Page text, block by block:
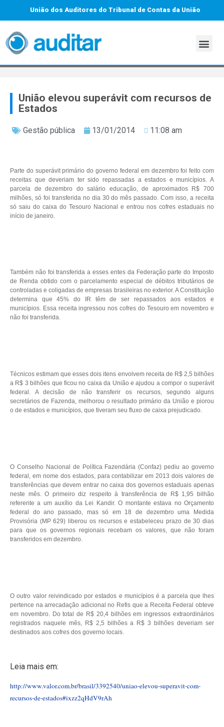
União dos Auditores do Tribunal de Contas da União
União elevou superávit com recursos de
Estados
Gestão pública 13/01/2014 11:08 am
Parte do superávit primário do governo federal em dezembro foi feito com
receitas que deveriam ter sido repassadas a estados e municípios. A
parcela de dezembro do salário educação, de aproximados R$ 700
milhões, só foi transferida no dia 30 do mês passado. Com isso, a receita
só saiu do caixa do Tesouro Nacional e entrou nos cofres estaduais no
início de janeiro.
Também não foi transferida a esses entes da Federação parte do Imposto
de Renda obtido com o parcelamento especial de débitos tributários de
controladas e coligadas de empresas brasileiras no exterior. A Constituição
determina que 45% do IR têm de ser repassados aos estados e
municípios. Essa receita ingressou nos cofres do Tesouro em novembro e
não foi transferida.
Técnicos estimam que esses dois itens envolvem receita de R$ 2,5 bilhões
a R$ 3 bilhões que ficou no caixa da União e ajudou a compor o superávit
federal. A decisão de não transferir os recursos, segundo alguns
secretários de Fazenda, melhorou o resultado primário da União e piorou
o de estados e municípios, que tiveram seu fluxo de caixa prejudicado.
O Conselho Nacional de Política Fazendária (Confaz) pediu ao governo
federal, em nome dos estados, para contabilizar em 2013 dois valores de
transferências que devem entrar no caixa dos governos estaduais apenas
neste mês. O primeiro diz respeito à transferência de R$ 1,95 bilhão
referente a um auxílio da Lei Kandir. O montante estava no Orçamento
federal do ano passado, mas só em 18 de dezembro uma Medida
Provisória (MP 629) liberou os recursos e estabeleceu prazo de 30 dias
para que os governos regionais recebam os valores, que não foram
transferidos em dezembro.
O outro valor reivindicado por estados e municípios é a parcela que lhes
pertence na arrecadação adicional no Refis que a Receita Federal obteve
em novembro. Do total de R$ 20,4 bilhões em ingressos extraordinários
registrados naquele mês, R$ 2,5 bilhões a R$ 3 bilhões deveriam ser
destinados aos cofres dos governo locais.
Leia mais em:
http://www.valor.com.br/brasil/3392540/uniao-elevou-superavit-com-
recursos-de-estados#ixzz2qHdV9rAh